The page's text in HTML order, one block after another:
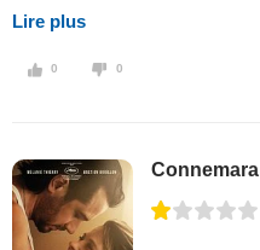
Lire plus
0 0
Connemara